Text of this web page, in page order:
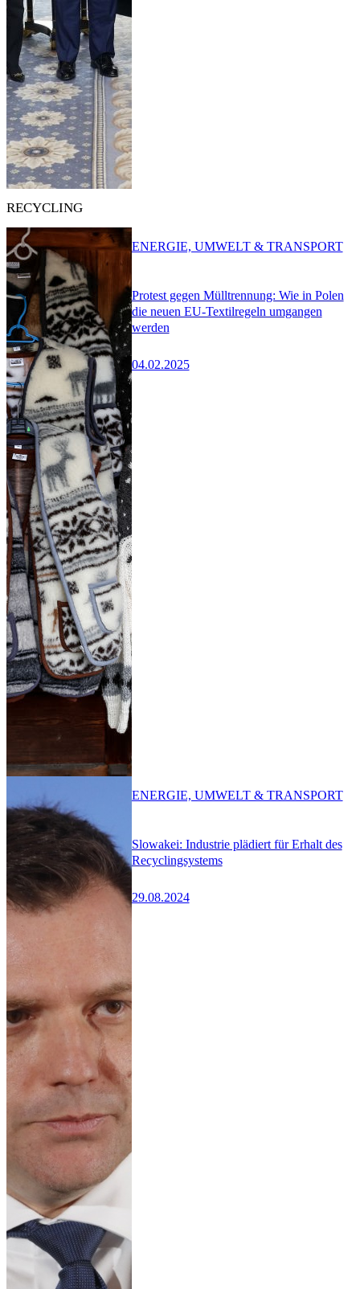
RECYCLING
Protest gegen Mülltrennung: Wie in Polen
die neuen EU-Textilregeln umgangen
werden
04.02.2025
ENERGIE, UMWELT & TRANSPORT
Slowakei: Industrie plädiert für Erhalt des
Recyclingsystems
29.08.2024
ENERGIE, UMWELT & TRANSPORT